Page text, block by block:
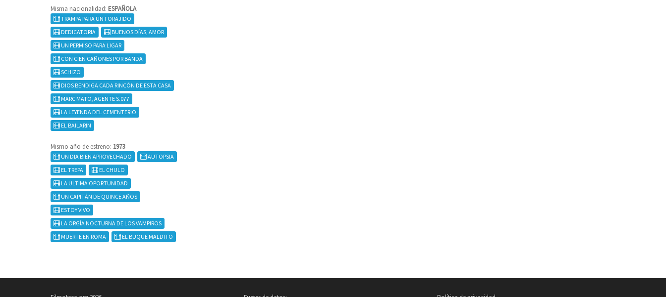
Misma nacionalidad: ESPAÑOLA
TRAMPA PARA UN FORAJIDO
DEDICATORIA
BUENOS DÍAS, AMOR
UN PERMISO PARA LIGAR
CON CIEN CAÑONES POR BANDA
SCHIZO
DIOS BENDIGA CADA RINCÓN DE ESTA CASA
MARC MATO, AGENTE S.077
LA LEYENDA DEL CEMENTERIO
EL BAILARIN
Mismo año de estreno: 1973
UN DIA BIEN APROVECHADO
AUTOPSIA
EL TREPA
EL CHULO
LA ULTIMA OPORTUNIDAD
UN CAPITÁN DE QUINCE AÑOS
ESTOY VIVO
LA ORGÍA NOCTURNA DE LOS VAMPIROS
MUERTE EN ROMA
EL BUQUE MALDITO